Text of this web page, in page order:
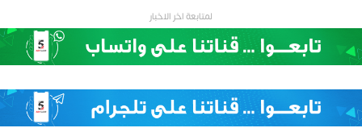
لمتابعة اخر الاخبار